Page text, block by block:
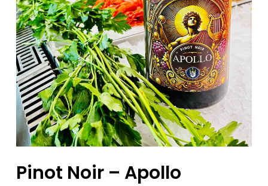
Pinot Noir – Apollo